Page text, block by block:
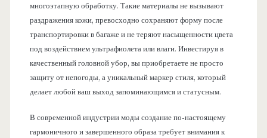
многоэтапную обработку. Такие материалы не вызывают
раздражения кожи, превосходно сохраняют форму после
транспортировки в багаже и не теряют насыщенности цвета
под воздействием ультрафиолета или влаги. Инвестируя в
качественный головной убор, вы приобретаете не просто
защиту от непогоды, а уникальный маркер стиля, который
делает любой ваш выход запоминающимся и статусным.
В современной индустрии моды создание по-настоящему
гармоничного и завершенного образа требует внимания к